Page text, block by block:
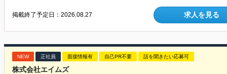
掲載終了予定日：2026.08.27 求人を見る
NEW 正社員 面接情報有 自己PR不要 話を聞きたい応募可
株式会社エイムズ